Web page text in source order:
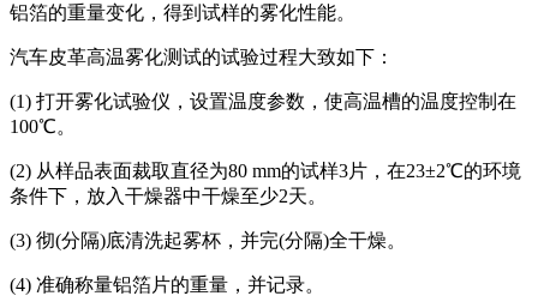
铝箔的重量变化，得到试样的雾化性能。
汽车皮革高温雾化测试的试验过程大致如下：
(1) 打开雾化试验仪，设置温度参数，使高温槽的温度控制在
100℃。
(2) 从样品表面裁取直径为80 mm的试样3片，在23±2℃的环境
条件下，放入干燥器中干燥至少2天。
(3) 彻(分隔)底清洗起雾杯，并完(分隔)全干燥。
(4) 准确称量铝箔片的重量，并记录。